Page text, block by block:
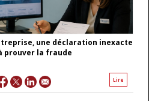
une déclaration inexacte
prouver la fraude
Lire